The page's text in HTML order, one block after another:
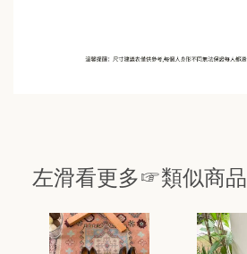
左滑看更多☞類似商品